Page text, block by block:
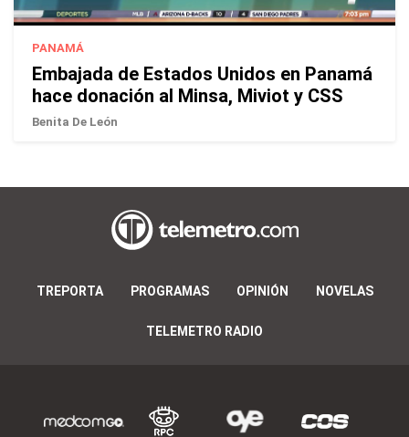
PANAMÁ
Embajada de Estados Unidos en Panamá
hace donación al Minsa, Miviot y CSS
Benita De León
TREPORTA PROGRAMAS OPINIÓN NOVELAS
TELEMETRO RADIO